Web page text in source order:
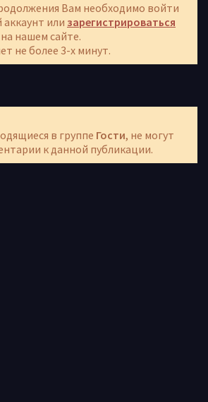
Вам необходимо войти
аккаунт или зарегистрироваться
на нашем сайте.
не более 3-х минут.
в группе Гости, не могут
к данной публикации.